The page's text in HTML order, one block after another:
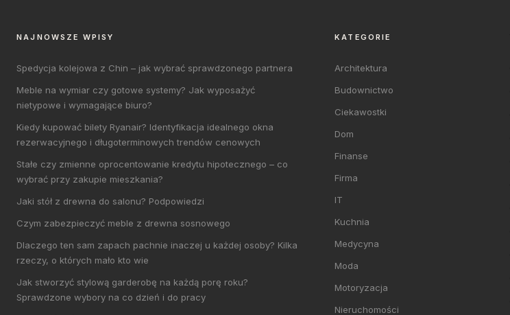
NAJNOWSZE WPISY
Spedycja kolejowa z Chin – jak wybrać sprawdzonego partnera
Meble na wymiar czy gotowe systemy? Jak wyposażyć
nietypowe i wymagające biuro?
Kiedy kupować bilety Ryanair? Identyfikacja idealnego okna
rezerwacyjnego i długoterminowych trendów cenowych
Stałe czy zmienne oprocentowanie kredytu hipotecznego – co
wybrać przy zakupie mieszkania?
Jaki stół z drewna do salonu? Podpowiedzi
Czym zabezpieczyć meble z drewna sosnowego
Dlaczego ten sam zapach pachnie inaczej u każdej osoby? Kilka
rzeczy, o których mało kto wie
Jak stworzyć stylową garderobę na każdą porę roku?
Sprawdzone wybory na co dzień i do pracy
KATEGORIE
Architektura
Budownictwo
Ciekawostki
Dom
Finanse
Firma
IT
Kuchnia
Medycyna
Moda
Motoryzacja
Nieruchomości